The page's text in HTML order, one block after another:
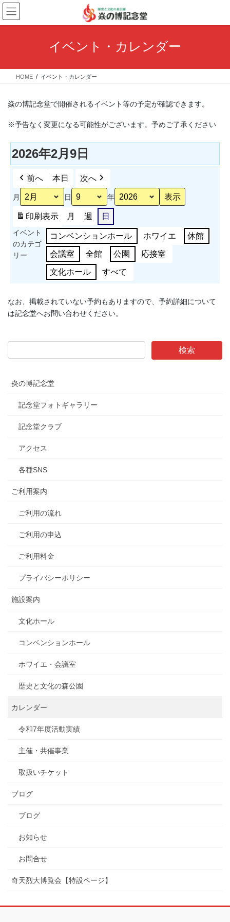
コ
ン
テ
ス
ナ
ビ
ゲ
ン
イベント・カレンダー
HOME イベント・カレンダー
焱の博記念堂で開催されるイベント等の予定が確認できます。
※予告なく変更になる可能性がございます。予めご了承ください
2026年2月9日
前へ 本日 次へ
月 日 年
印刷表示 月 週 日
イベント
のカテゴ
リー
コンベンションホール ホワイエ 休館
会議室 全館 公園 応接室
文化ホール すべて
なお、掲載されていない予約もありますので、予約詳細について
は記念堂へお問い合わせください。
炎の博記念堂
記念堂フォトギャラリー
記念堂クラブ
アクセス
各種SNS
ご利用案内
ご利用の流れ
ご利用の申込
ご利用料金
プライバシーポリシー
施設案内
文化ホール
コンベンションホール
ホワイエ・会議室
歴史と文化の森公園
カレンダー
令和7年度活動実績
主催・共催事業
取扱いチケット
ブログ
ブログ
お知らせ
お問合せ
奇天烈大博覧会【特設ページ】